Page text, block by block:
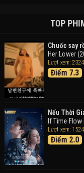
Takas
Thám Tử
Tàu
Detective
Phiêu
Tranh
Art World
Tháng
TOP
Chuốc say
Her Lower
Lượt xem:
Điểm 7.3
Nếu Thời
If Time Flow
Lượt xem:
Điểm 2.0